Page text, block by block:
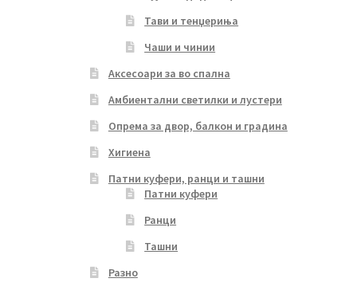
Тави и тенџериња
Чаши и чинии
Аксесоари за во спална
Амбиентални светилки и лустери
Опрема за двор, балкон и градина
Хигиена
Патни куфери, ранци и ташни
Патни куфери
Ранци
Ташни
Разно